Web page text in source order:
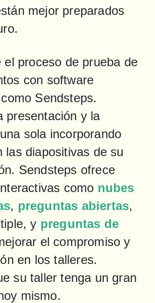
mejor preparados
el proceso de prueba de
con software
Sendsteps.
presentación y la
sola incorporando
las diapositivas de su
Sendsteps ofrece
como nubes
, preguntas abiertas,
y preguntas de
el compromiso y
en los talleres.
su taller tenga un gran
mismo.